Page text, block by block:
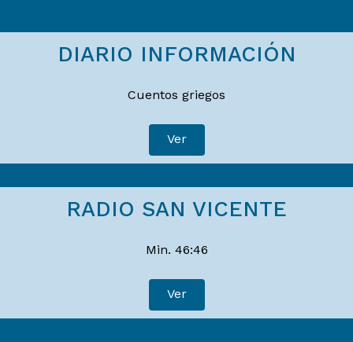
DIARIO INFORMACIÓN
Cuentos griegos
Ver
RADIO SAN VICENTE
Min. 46:46
Ver